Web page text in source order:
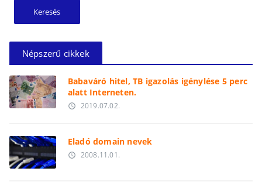
Népszerű cikkek
Babaváró hitel, TB igazolás igénylése 5 perc
alatt Interneten.
access_time 2019.07.02.
Eladó domain nevek
access_time 2008.11.01.